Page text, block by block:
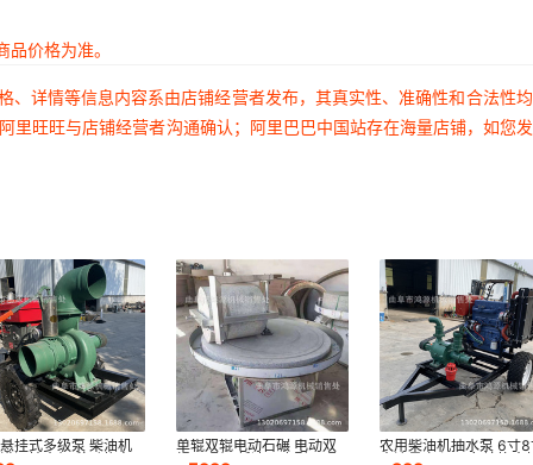
价格为准。
详情等信息内容系由店铺经营者发布，其真实性、准确性和合法性
旺旺与店铺经营者沟通确认；阿里巴巴中国站存在海量店铺，如您
挂式多级泵 柴油机
溉抽水机 移动拖车
单辊双辊电动石碾 电动双
辊石碾机 低速研磨型石碾
农用柴油机抽水泵 6寸8
大流量离心泵 鱼塘换水